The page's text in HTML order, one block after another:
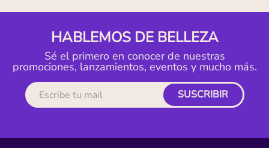
HABLEMOS DE BELLEZA
Sé el primero en conocer de nuestras
promociones, lanzamientos, eventos y mucho más.
SUSCRIBIR